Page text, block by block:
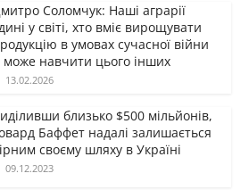
Соломчук: Наші аграрії
у світі, хто вміє вирощувати
в умовах сучасної війни
може навчити цього інших
13.02.2026
близько $500 мільйонів,
Баффет надалі залишається
своєму шляху в Україні
09.12.2023